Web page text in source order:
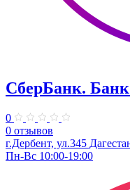
СберБанк.
0
0 отзывов
г.Дербент, ул.345
Пн-Вс 10:00-19:00